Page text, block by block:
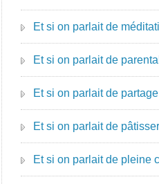
Et si on parlait de
Et si on parlait de
Et si on parlait de
Et si on parlait de
Et si on parlait de pleine